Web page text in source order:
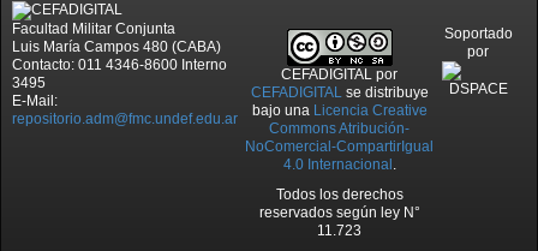
Facultad Militar Conjunta
Luis María Campos 480 (CABA)
Contacto: 011 4346-8600 Interno
3495
E-Mail:
repositorio.adm@fmc.undef.edu.ar
CEFADIGITAL por
CEFADIGITALse distribuye
bajo una Licencia Creative
Commons Atribución-
NoComercial-CompartirIgual
4.0 Internacional .
Todos los derechos
reservados según ley N°
11.723
Soportado
por